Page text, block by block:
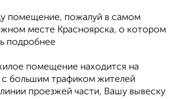
помещение, пожалуй в самом
месте Красноярска, о котором
подробнее
помещение находится на
с большим трафиком жителей
проезжей части, Вашу вывеску